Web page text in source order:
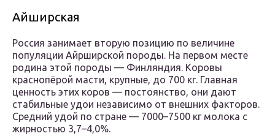
Айширская
Россия занимает вторую позицию по величине
популяции Айрширской породы. На первом месте
родина этой породы — Финляндия. Коровы
краснопёрой масти, крупные, до 700 кг. Главная
ценность этих коров — постоянство, они дают
стабильные удои независимо от внешних факторов.
Средний удой по стране — 7000–7500 кг молока с
жирностью 3,7–4,0%.